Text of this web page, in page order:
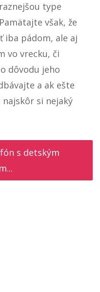
type
však, že
iba pádom, ale aj
vo vrecku, či
dôvodu jeho
a ak ešte
si nejaký
s detským